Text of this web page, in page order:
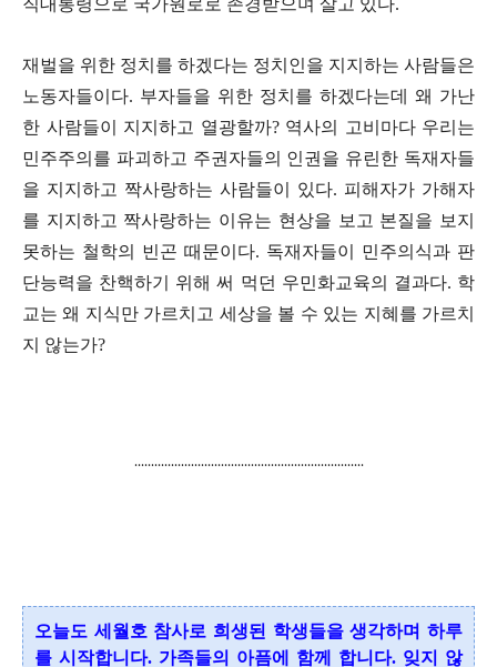
직대통령으로 국가원로로 존경받으며 살고 있다.
재벌을 위한 정치를 하겠다는 정치인을 지지하는 사람들은
노동자들이다. 부자들을 위한 정치를 하겠다는데 왜 가난
한 사람들이 지지하고 열광할까? 역사의 고비마다 우리는
민주주의를 파괴하고 주권자들의 인권을 유린한 독재자들
을 지지하고 짝사랑하는 사람들이 있다. 피해자가 가해자
를 지지하고 짝사랑하는 이유는 현상을 보고 본질을 보지
못하는 철학의 빈곤 때문이다. 독재자들이 민주의식과 판
단능력을 찬핵하기 위해 써 먹던 우민화교육의 결과다. 학
교는 왜 지식만 가르치고 세상을 볼 수 있는 지혜를 가르치
지 않는가?
.....................................................................
오늘도 세월호 참사로 희생된 학생들을 생각하며 하루
를 시작합니다. 가족들의 아픔에 함께 합니다. 잊지 않